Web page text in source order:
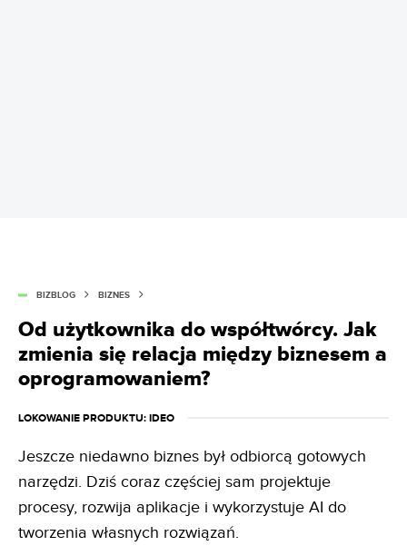
BIZBLOG BIZNES
Od użytkownika do współtwórcy. Jak
zmienia się relacja między biznesem a
oprogramowaniem?
LOKOWANIE PRODUKTU: IDEO
Jeszcze niedawno biznes był odbiorcą gotowych
narzędzi. Dziś coraz częściej sam projektuje
procesy, rozwija aplikacje i wykorzystuje AI do
tworzenia własnych rozwiązań.